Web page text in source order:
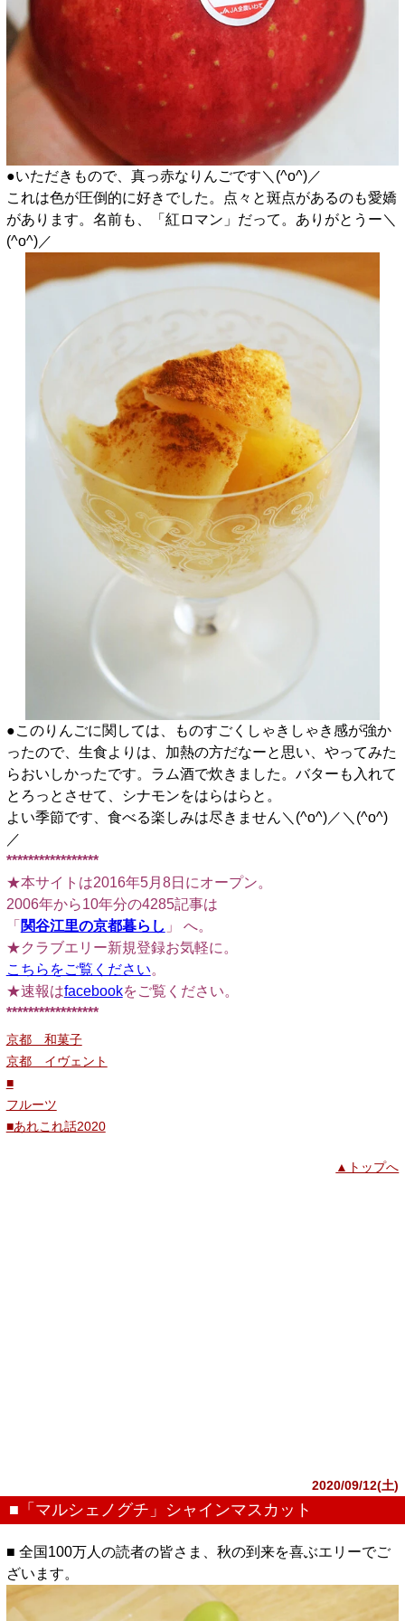
●いただきもので、真っ赤なりんごです＼(^o^)／
これは色が圧倒的に好きでした。点々と斑点があるのも愛嬌
があります。名前も、「紅ロマン」だって。ありがとうー＼
(^o^)／
●このりんごに関しては、ものすごくしゃきしゃき感が強か
ったので、生食よりは、加熱の方だなーと思い、やってみた
らおいしかったです。ラム酒で炊きました。バターも入れて
とろっとさせて、シナモンをはらはらと。
よい季節です、食べる楽しみは尽きません＼(^o^)／＼(^o^)
／
*****************
★本サイトは2016年5月8日にオープン。
2006年から10年分の4285記事は
「 関谷江里の京都暮らし 」 へ。
★クラブエリー新規登録お気軽に。
こちらをご覧ください。
★速報はfacebookをご覧ください。
*****************
京都 和菓子
京都 イヴェント
■
フルーツ
■あれこれ話2020
▲トップへ
2020/09/12(土)
■「マルシェノグチ」シャインマスカット
■ 全国100万人の読者の皆さま、秋の到来を喜ぶエリーでご
ざいます。